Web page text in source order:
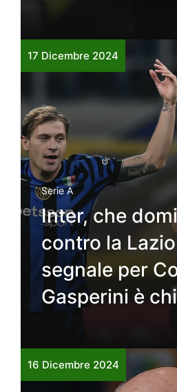
17 Dicembre 2024
Serie A
Inter, che
contro la
segnale per
Gasperini è
16 Dicembre 2024